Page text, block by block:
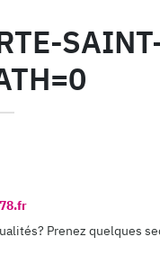
Prenez quelques